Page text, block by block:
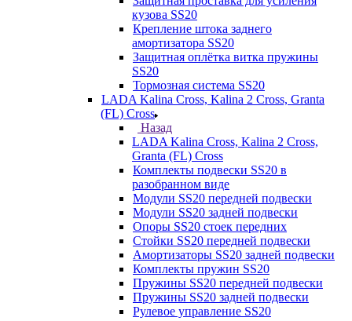
кузова SS20
Крепление штока заднего
амортизатора SS20
Защитная оплётка витка пружины
SS20
Тормозная система SS20
LADA Kalina Cross, Kalina 2 Cross, Granta
(FL) Cross
Назад
LADA Kalina Cross, Kalina 2 Cross,
Granta (FL) Cross
Комплекты подвески SS20 в
разобранном виде
Модули SS20 передней подвески
Модули SS20 задней подвески
Опоры SS20 стоек передних
Стойки SS20 передней подвески
Амортизаторы SS20 задней подвески
Комплекты пружин SS20
Пружины SS20 передней подвески
Пружины SS20 задней подвески
Рулевое управление SS20